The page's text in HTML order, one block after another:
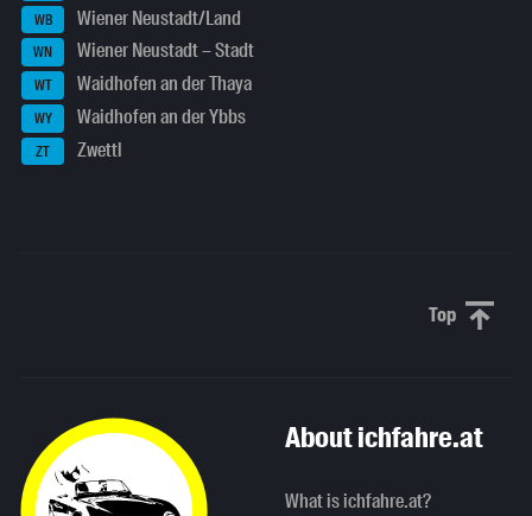
WB Wiener Neustadt/Land
WN Wiener Neustadt – Stadt
WT Waidhofen an der Thaya
WY Waidhofen an der Ybbs
ZT Zwettl
Top Scroll
About ichfahre.at
What is ichfahre.at?